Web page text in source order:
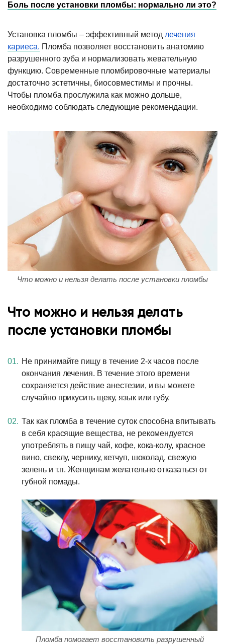
Боль после установки пломбы: нормально ли это?
Установка пломбы – эффективный метод лечения
кариеса. Пломба позволяет восстановить анатомию
разрушенного зуба и нормализовать жевательную
функцию. Современные пломбировочные материалы
достаточно эстетичны, биосовместимы и прочны.
Чтобы пломба прослужила как можно дольше,
необходимо соблюдать следующие рекомендации.
Что можно и нельзя делать после установки пломбы
Что можно и нельзя делать
после установки пломбы
Не принимайте пищу в течение 2-х часов после
окончания лечения. В течение этого времени
сохраняется действие анестезии, и вы можете
случайно прикусить щеку, язык или губу.
Так как пломба в течение суток способна впитывать
в себя красящие вещества, не рекомендуется
употреблять в пищу чай, кофе, кока-колу, красное
вино, свеклу, чернику, кетчуп, шоколад, свежую
зелень и т.п. Женщинам желательно отказаться от
губной помады.
Пломба помогает восстановить разрушенный